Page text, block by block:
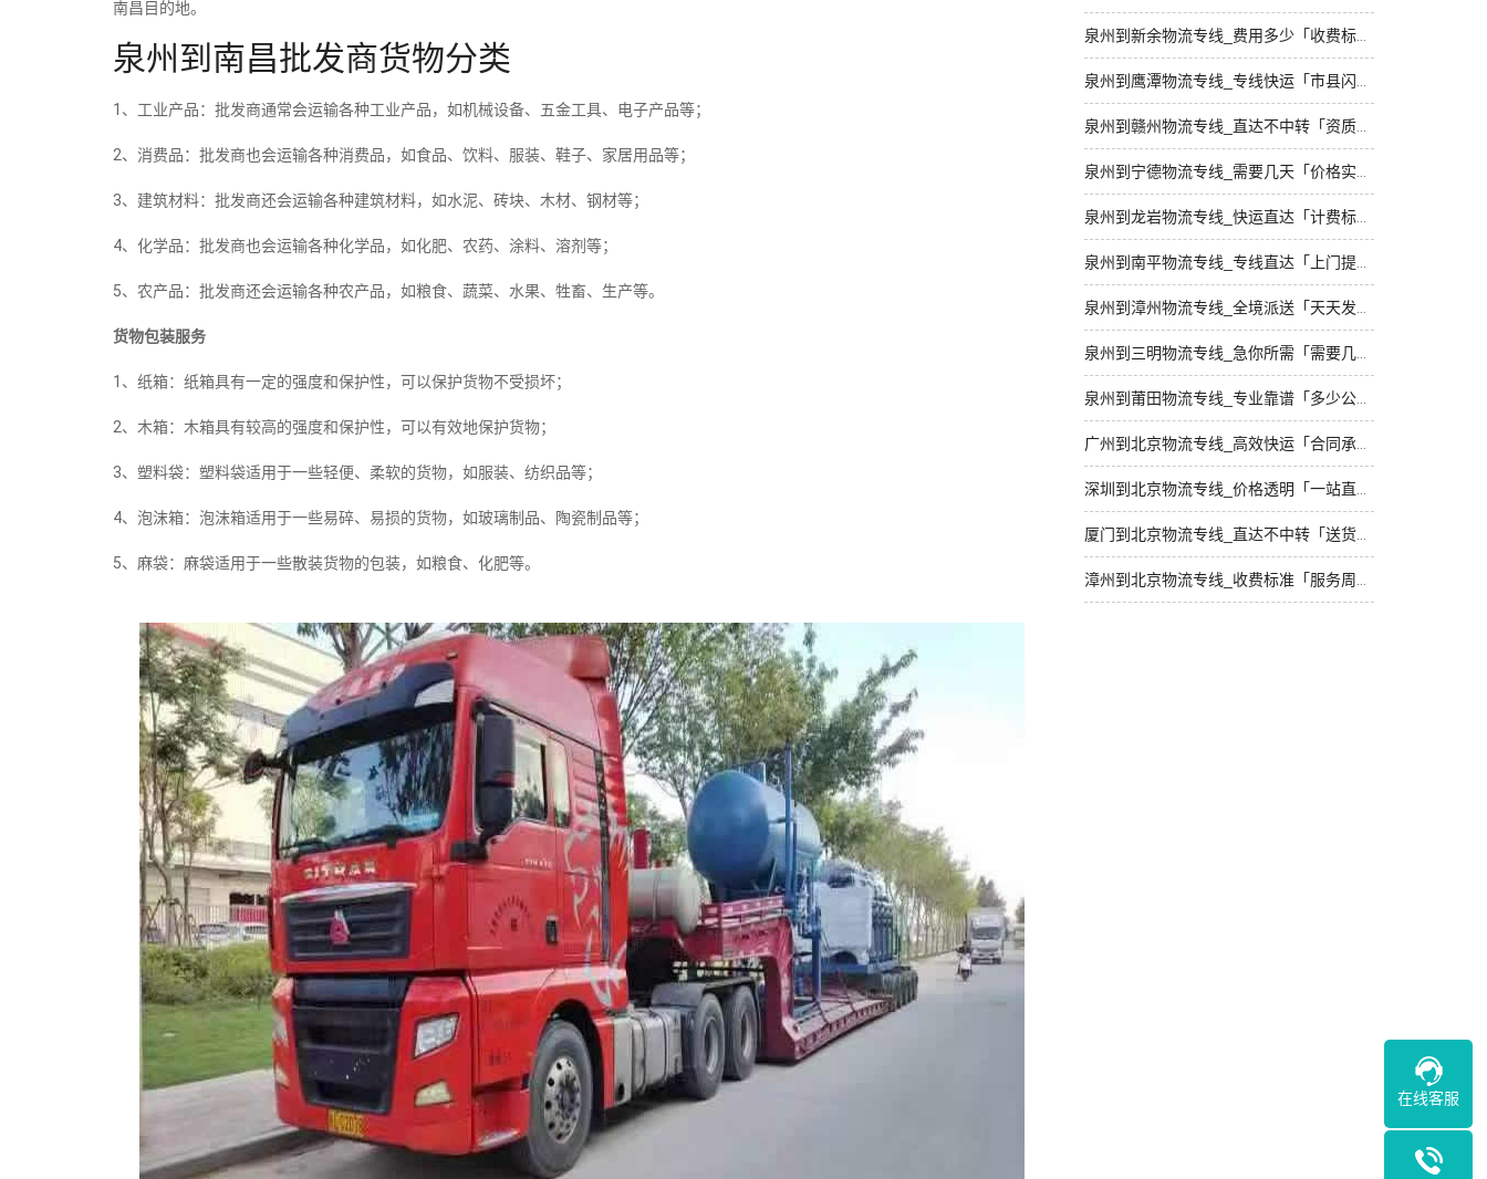
南昌目的地。
泉州到南昌批发商货物分类
1、工业产品：批发商通常会运输各种工业产品，如机械设备、五金工具、电子产品等；
2、消费品：批发商也会运输各种消费品，如食品、饮料、服装、鞋子、家居用品等；
3、建筑材料：批发商还会运输各种建筑材料，如水泥、砖块、木材、钢材等；
4、化学品：批发商也会运输各种化学品，如化肥、农药、涂料、溶剂等；
5、农产品：批发商还会运输各种农产品，如粮食、蔬菜、水果、牲畜、生产等。
货物包装服务
1、纸箱：纸箱具有一定的强度和保护性，可以保护货物不受损坏；
2、木箱：木箱具有较高的强度和保护性，可以有效地保护货物；
3、塑料袋：塑料袋适用于一些轻便、柔软的货物，如服装、纺织品等；
4、泡沫箱：泡沫箱适用于一些易碎、易损的货物，如玻璃制品、陶瓷制品等；
5、麻袋：麻袋适用于一些散装货物的包装，如粮食、化肥等。
泉州到新余物流专线_费用多少「收费标准」
泉州到鹰潭物流专线_专线快运「市县闪送」
泉州到赣州物流专线_直达不中转「资质齐全」
泉州到宁德物流专线_需要几天「价格实惠」
泉州到龙岩物流专线_快运直达「计费标准」
泉州到南平物流专线_专线直达「上门提货」
泉州到漳州物流专线_全境派送「天天发车」
泉州到三明物流专线_急你所需「需要几天」
泉州到莆田物流专线_专业靠谱「多少公里」
广州到北京物流专线_高效快运「合同承运」
深圳到北京物流专线_价格透明「一站直达」
厦门到北京物流专线_直达不中转「送货到门」
漳州到北京物流专线_收费标准「服务周到」
在线客服